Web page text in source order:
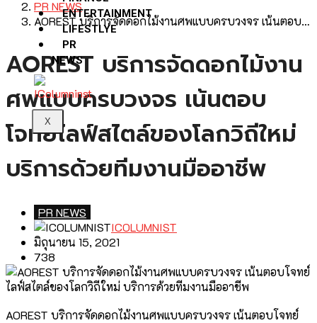
ENTERTAINMENT
LIFESTLYE
PR
NEWS
X
PR NEWS
AOREST บริการจัดดอกไม้งานศพแบบครบวงจร เน้นตอบ…
AOREST บริการจัดดอกไม้งาน
ศพแบบครบวงจร เน้นตอบ
โจทย์ไลฟ์สไตล์ของโลกวิถีใหม่
บริการด้วยทีมงานมืออาชีพ
PR NEWS
ICOLUMNIST
มิถุนายน 15, 2021
738
AOREST บริการจัดดอกไม้งานศพแบบครบวงจร เน้นตอบโจทย์